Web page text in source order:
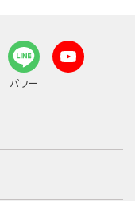
パワー